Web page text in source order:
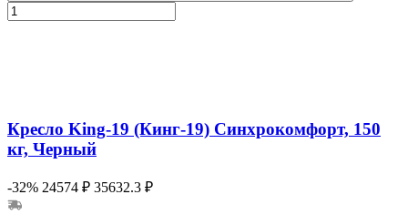
Кресло King-19 (Кинг-19) Синхрокомфорт, 150
кг, Черный
-32% 24574 ₽ 35632.3 ₽